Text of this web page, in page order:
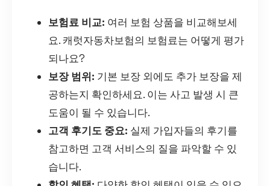
보험료 비교: 여러 보험 상품을 비교해보세
요. 캐럿자동차보험의 보험료는 어떻게 평가
되나요?
보장 범위: 기본 보장 외에도 추가 보장을 제
공하는지 확인하세요. 이는 사고 발생 시 큰
도움이 될 수 있습니다.
고객 후기도 중요: 실제 가입자들의 후기를
참고하면 고객 서비스의 질을 파악할 수 있
습니다.